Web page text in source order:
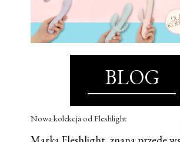
BLOG
Nowa kolekcja od Fleshlight